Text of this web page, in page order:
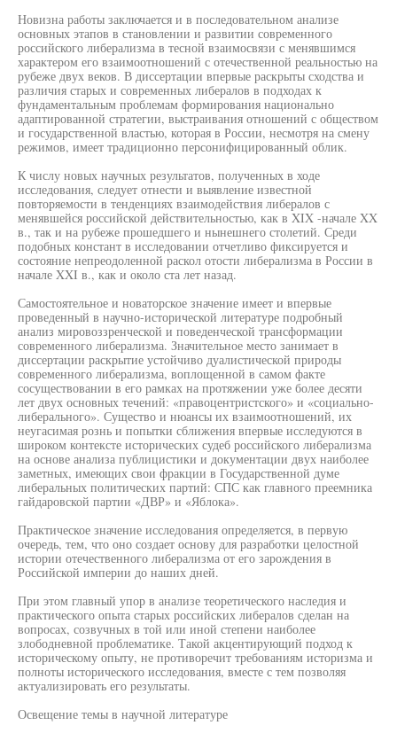
Новизна работы заключается и в последовательном анализе
основных этапов в становлении и развитии современного
российского либерализма в тесной взаимосвязи с менявшимся
характером его взаимоотношений с отечественной реальностью на
рубеже двух веков. В диссертации впервые раскрыты сходства и
различия старых и современных либералов в подходах к
фундаментальным проблемам формирования национально
адаптированной стратегии, выстраивания отношений с обществом
и государственной властью, которая в России, несмотря на смену
режимов, имеет традиционно персонифицированный облик.
К числу новых научных результатов, полученных в ходе
исследования, следует отнести и выявление известной
повторяемости в тенденциях взаимодействия либералов с
менявшейся российской действительностью, как в XIX -начале XX
в., так и на рубеже прошедшего и нынешнего столетий. Среди
подобных констант в исследовании отчетливо фиксируется и
состояние непреодоленной раскол отости либерализма в России в
начале XXI в., как и около ста лет назад.
Самостоятельное и новаторское значение имеет и впервые
проведенный в научно-исторической литературе подробный
анализ мировоззренческой и поведенческой трансформации
современного либерализма. Значительное место занимает в
диссертации раскрытие устойчиво дуалистической природы
современного либерализма, воплощенной в самом факте
сосуществовании в его рамках на протяжении уже более десяти
лет двух основных течений: «правоцентристского» и «социально-
либерального». Существо и нюансы их взаимоотношений, их
неугасимая рознь и попытки сближения впервые исследуются в
широком контексте исторических судеб российского либерализма
на основе анализа публицистики и документации двух наиболее
заметных, имеющих свои фракции в Государственной думе
либеральных политических партий: СПС как главного преемника
гайдаровской партии «ДВР» и «Яблока».
Практическое значение исследования определяется, в первую
очередь, тем, что оно создает основу для разработки целостной
истории отечественного либерализма от его зарождения в
Российской империи до наших дней.
При этом главный упор в анализе теоретического наследия и
практического опыта старых российских либералов сделан на
вопросах, созвучных в той или иной степени наиболее
злободневной проблематике. Такой акцентирующий подход к
историческому опыту, не противоречит требованиям историзма и
полноты исторического исследования, вместе с тем позволяя
актуализировать его результаты.
Освещение темы в научной литературе